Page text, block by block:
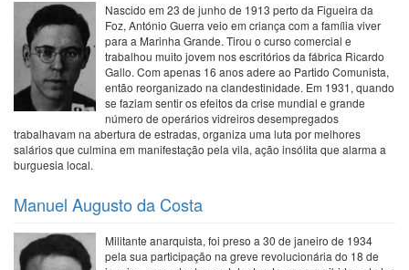
Nascido em 23 de junho de 1913 perto da Figueira da
Foz, António Guerra veio em criança com a família viver
para a Marinha Grande. Tirou o curso comercial e
trabalhou muito jovem nos escritórios da fábrica Ricardo
Gallo. Com apenas 16 anos adere ao Partido Comunista,
então reorganizado na clandestinidade. Em 1931, quando
se faziam sentir os efeitos da crise mundial e grande
número de operários vidreiros desempregados
trabalhavam na abertura de estradas, organiza uma luta por melhores
salários que culmina em manifestação pela vila, ação insólita que alarma a
burguesia local.
Manuel Augusto da Costa
Militante anarquista, foi preso a 30 de janeiro de 1934
pela sua participação na greve revolucionária do 18 de